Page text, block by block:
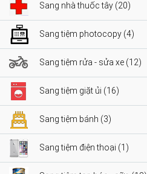
Sang nhà thuốc tây (20)
Sang tiệm photocopy (4)
Sang tiệm rửa - sửa xe (12)
Sang tiệm giặt ủi (16)
Sang tiệm bánh (3)
Sang tiệm điện thoại (1)